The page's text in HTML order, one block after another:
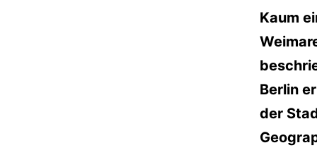
Kaum
Berlin
der